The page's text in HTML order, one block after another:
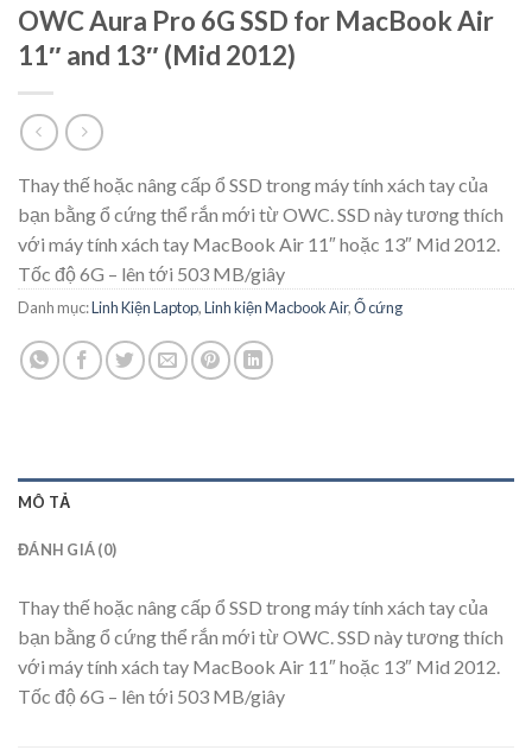
OWC Aura Pro 6G SSD for MacBook Air
11″ and 13″ (Mid 2012)
Thay thế hoặc nâng cấp ổ SSD trong máy tính xách tay của
bạn bằng ổ cứng thể rắn mới từ OWC. SSD này tương thích
với máy tính xách tay MacBook Air 11″ hoặc 13″ Mid 2012.
Tốc độ 6G – lên tới 503 MB/giây
Danh mục:Linh Kiện Laptop,Linh kiện Macbook Air,Ổ cứng
MÔ TẢ
ĐÁNH GIÁ (0)
Thay thế hoặc nâng cấp ổ SSD trong máy tính xách tay của
bạn bằng ổ cứng thể rắn mới từ OWC. SSD này tương thích
với máy tính xách tay MacBook Air 11″ hoặc 13″ Mid 2012.
Tốc độ 6G – lên tới 503 MB/giây